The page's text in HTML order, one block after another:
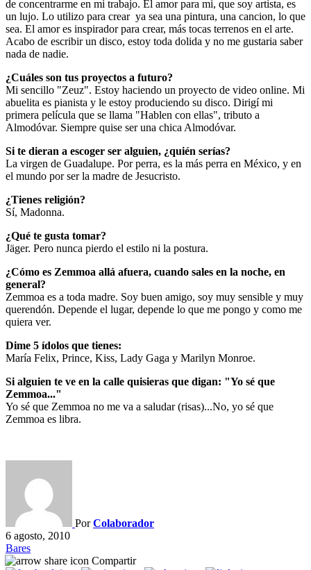
de concentrarme en mi trabajo. El amor para mi, que soy artista, es
un lujo. Lo utilizo para crear ya sea una pintura, una cancion, lo que
sea. El amor es inspirador para crear, más tocas terrenos en el arte.
Acabo de escribir un disco, estoy toda dolida y no me gustaria saber
nada de nadie.
¿Cuáles son tus proyectos a futuro?
Mi sencillo "Zeuz". Estoy haciendo un proyecto de video online. Mi
abuelita es pianista y le estoy produciendo su disco. Dirigí mi
primera película que se llama "Hablen con ellas", tributo a
Almodóvar. Siempre quise ser una chica Almodóvar.
Si te dieran a escoger ser alguien, ¿quién serías?
La virgen de Guadalupe. Por perra, es la más perra en México, y en
el mundo por ser la madre de Jesucristo.
¿Tienes religión?
Sí, Madonna.
¿Qué te gusta tomar?
Jäger. Pero nunca pierdo el estilo ni la postura.
¿Cómo es Zemmoa allá afuera, cuando sales en la noche, en
general?
Zemmoa es a toda madre. Soy buen amigo, soy muy sensible y muy
querendón. Depende el lugar, depende lo que me pongo y como me
quiera ver.
Dime 5 ídolos que tienes:
María Felix, Prince, Kiss, Lady Gaga y Marilyn Monroe.
Si alguien te ve en la calle quisieras que digan: "Yo sé que
Zemmoa..."
Yo sé que Zemmoa no me va a saludar (risas)...No, yo sé que
Zemmoa es libra.
PorColaborador
6 agosto, 2010
Bares
Compartir